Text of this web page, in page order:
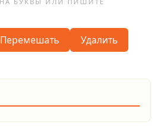
Перемешать Удалить